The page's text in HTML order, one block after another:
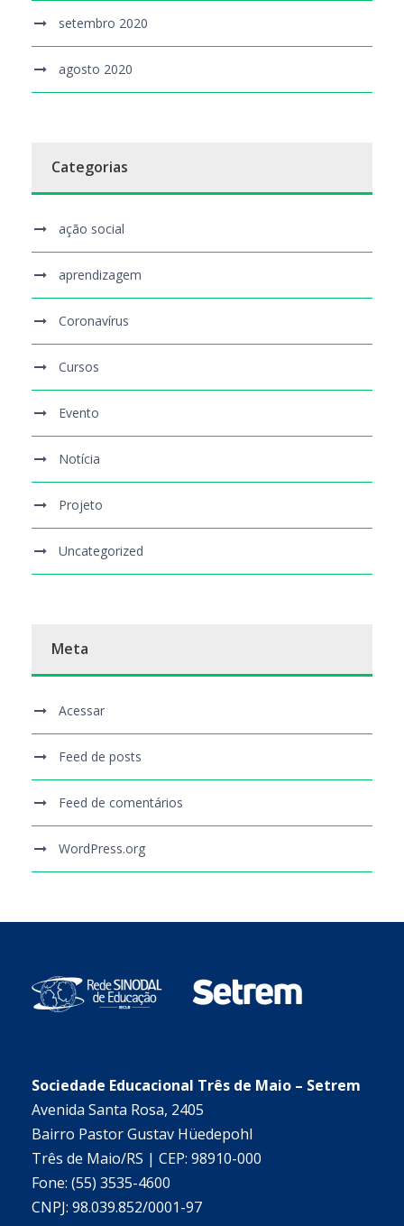
setembro 2020
agosto 2020
Categorias
ação social
aprendizagem
Coronavírus
Cursos
Evento
Notícia
Projeto
Uncategorized
Meta
Acessar
Feed de posts
Feed de comentários
WordPress.org
Sociedade Educacional Três de Maio – Setrem
Avenida Santa Rosa, 2405
Bairro Pastor Gustav Hüedepohl
Três de Maio/RS | CEP: 98910-000
Fone: (55) 3535-4600
CNPJ: 98.039.852/0001-97